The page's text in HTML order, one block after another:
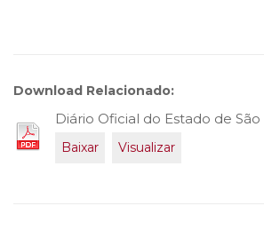
Download Relacionado:
Diário Oficial do Estado de São
Baixar Visualizar